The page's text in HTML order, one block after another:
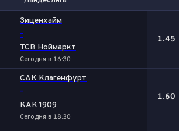
Зиценхайм
-
ТСВ Ноймаркт
Сегодня в 16:30
1.45
САК Клагенфурт
-
КАК 1909
Сегодня в 18:30
1.60